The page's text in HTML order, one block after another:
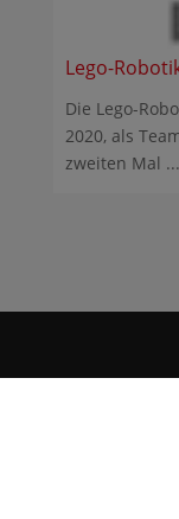
Lego-
Die Lego-
2020, als
zweiten Mal ...